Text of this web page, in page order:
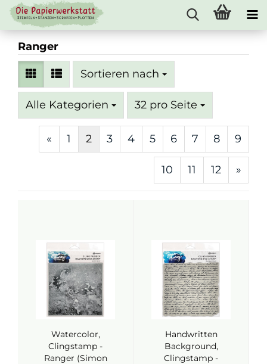
Ranger
Sortieren nach
Sortieren nach
Alle Kategorien 32 pro Seite
pro Seite
« 1 2 3 4 5 6 7 8 9
10 11 12 »
Watercolor,
Clingstamp -
Ranger (Simon
Handwritten
Background,
Clingstamp -